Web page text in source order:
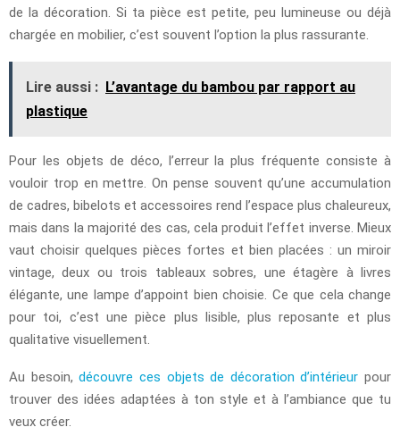
de la décoration. Si ta pièce est petite, peu lumineuse ou déjà
chargée en mobilier, c’est souvent l’option la plus rassurante.
Lire aussi : L’avantage du bambou par rapport au
plastique
Pour les objets de déco, l’erreur la plus fréquente consiste à
vouloir trop en mettre. On pense souvent qu’une accumulation
de cadres, bibelots et accessoires rend l’espace plus chaleureux,
mais dans la majorité des cas, cela produit l’effet inverse. Mieux
vaut choisir quelques pièces fortes et bien placées : un miroir
vintage, deux ou trois tableaux sobres, une étagère à livres
élégante, une lampe d’appoint bien choisie. Ce que cela change
pour toi, c’est une pièce plus lisible, plus reposante et plus
qualitative visuellement.
Au besoin,découvre ces objets de décoration d’intérieur pour
trouver des idées adaptées à ton style et à l’ambiance que tu
veux créer.